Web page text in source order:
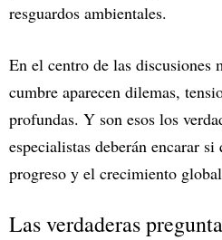
resguardos ambientales.
En el centro de las discusiones
cumbre aparecen dilemas,
profundas. Y son esos los
especialistas deberán encarar
progreso y el crecimiento
Las verdaderas